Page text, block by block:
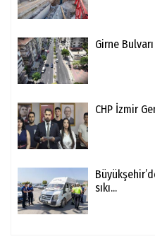
Girne
CHP İzmir
sıkı...